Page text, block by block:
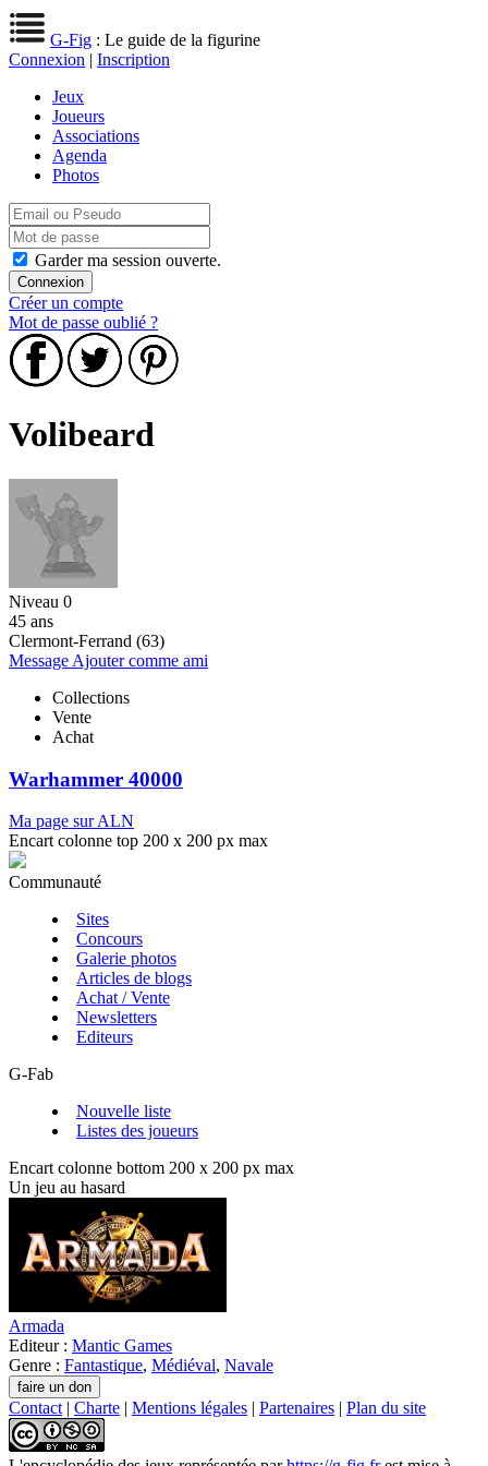
G-Fig : Le guide de la figurine
Connexion | Inscription
Jeux
Joueurs
Associations
Agenda
Photos
Garder ma session ouverte.
Créer un compte
Mot de passe oublié ?
Volibeard
Niveau 0
45 ans
Clermont-Ferrand (63)
Message Ajouter comme ami
Collections
Vente
Achat
Warhammer 40000
Ma page sur ALN
Encart colonne top 200 x 200 px max
Communauté
Sites
Concours
Galerie photos
Articles de blogs
Achat / Vente
Newsletters
Editeurs
G-Fab
Nouvelle liste
Listes des joueurs
Encart colonne bottom 200 x 200 px max
Un jeu au hasard
Armada
Editeur : Mantic Games
Genre : Fantastique, Médiéval, Navale
Contact | Charte | Mentions légales | Partenaires | Plan du site